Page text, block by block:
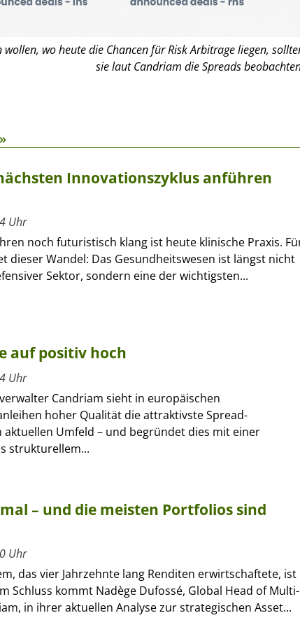
wollen, wo heute die Chancen für Risk Arbitrage liegen,
sie laut Candriam die Spreads
Innovationszyklus anführen
Uhr
noch futuristisch klang ist heute klinische Praxis.
dieser Wandel: Das Gesundheitswesen ist längst nicht
Sektor, sondern eine der wichtigsten...
auf positiv hoch
Uhr
Candriam sieht in europäischen
hoher Qualität die attraktivste Spread-
Umfeld – und begründet dies mit einer
strukturellem...
– und die meisten Portfolios sind
Uhr
das vier Jahrzehnte lang Renditen erwirtschaftete, ist
Schluss kommt Nadège Dufossé, Global Head of Multi-
in ihrer aktuellen Analyse zur strategischen Asset...